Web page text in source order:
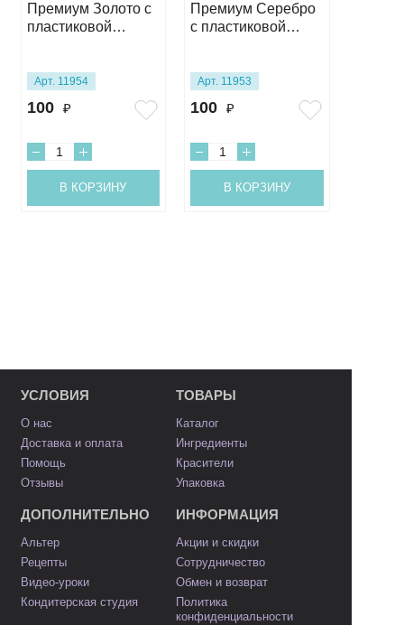
Премиум Золото с
пластиковой
Арт. 11954
100 ₽
В КОРЗИНУ
Премиум Серебро
с пластиковой
Арт. 11953
100 ₽
В КОРЗИНУ
УСЛОВИЯ
О нас
Доставка и оплата
Помощь
Отзывы
ТОВАРЫ
Каталог
Ингредиенты
Красители
Упаковка
ДОПОЛНИТЕЛЬНО
Альтер
Рецепты
Видео-уроки
Кондитерская студия
ИНФОРМАЦИЯ
Акции и скидки
Сотрудничество
Обмен и возврат
Политика
конфиденциальности